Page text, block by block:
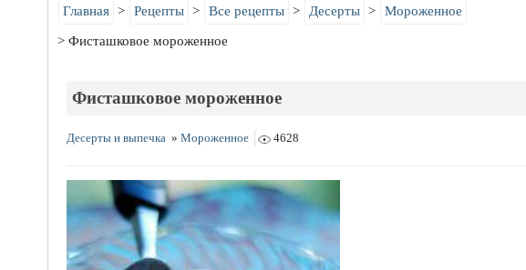
Главная Рецепты Все рецепты Десерты Мороженное
Фисташковое мороженное
Фисташковое мороженное
Десерты и выпечка » Мороженное 4628